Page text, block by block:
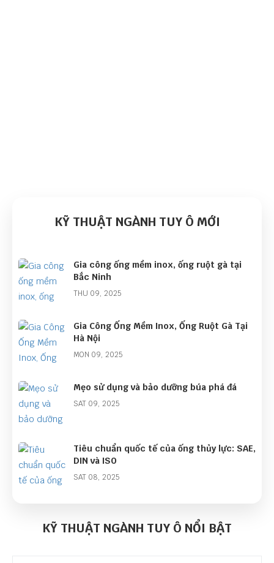
KỸ THUẬT NGÀNH TUY Ô MỚI
Gia công ống mềm inox, ống ruột gà tại
Bắc Ninh
THU 09, 2025
Gia Công Ống Mềm Inox, Ống Ruột Gà Tại
Hà Nội
MON 09, 2025
Mẹo sử dụng và bảo dưỡng búa phá đá
SAT 09, 2025
Tiêu chuẩn quốc tế của ống thủy lực: SAE,
DIN và ISO
SAT 08, 2025
lực
MON 08, 2025
KỸ THUẬT NGÀNH TUY Ô NỔI BẬT